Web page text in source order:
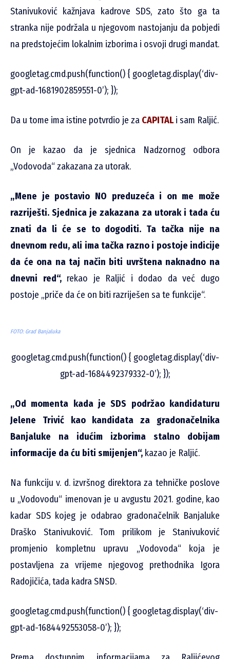
Stanivuković kažnjava kadrove SDS, zato što ga ta
stranka nije podržala u njegovom nastojanju da pobjedi
na predstojećim lokalnim izborima i osvoji drugi mandat.
googletag.cmd.push(function() { googletag.display(‘div-
gpt-ad-1681902859551-0’); });
Da u tome ima istine potvrdio je za CAPITAL i sam Raljić.
On je kazao da je sjednica Nadzornog odbora
„Vodovoda“ zakazana za utorak.
„Mene je postavio NO preduzeća i on me može
razriješti. Sjednica je zakazana za utorak i tada ću
znati da li će se to dogoditi. Ta tačka nije na
dnevnom redu, ali ima tačka razno i postoje indicije
da će ona na taj način biti uvrštena naknadno na
dnevni red“,rekao je Raljić i dodao da već dugo
postoje „priče da će on biti razriješen sa te funkcije“.
FOTO: Grad Banjaluka
googletag.cmd.push(function() { googletag.display(‘div-
gpt-ad-1684492379332-0’); });
„Od momenta kada je SDS podržao kandidaturu
Jelene Trivić kao kandidata za gradonačelnika
Banjaluke na idućim izborima stalno dobijam
informacije da ću biti smijenjen“, kazao je Raljić.
Na funkciju v. d. izvršnog direktora za tehničke poslove
u „Vodovodu“ imenovan je u avgustu 2021. godine, kao
kadar SDS kojeg je odabrao gradonačelnik Banjaluke
Draško Stanivuković. Tom prilikom je Stanivuković
promjenio kompletnu upravu „Vodovoda“ koja je
postavljena za vrijeme njegovog prethodnika Igora
Radojičića, tada kadra SNSD.
googletag.cmd.push(function() { googletag.display(‘div-
gpt-ad-1684492553058-0’); });